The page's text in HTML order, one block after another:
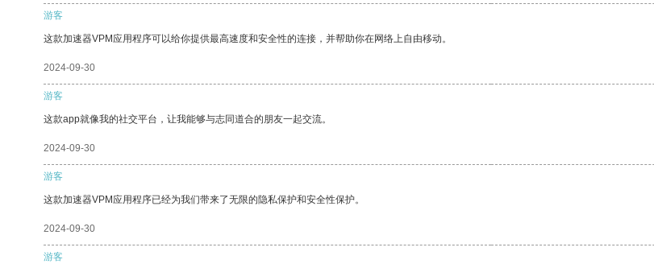
游客
这款加速器VPM应用程序可以给你提供最高速度和安全性的连接，并帮助你在网络上自由移动。
2024-09-30
游客
这款app就像我的社交平台，让我能够与志同道合的朋友一起交流。
2024-09-30
游客
这款加速器VPM应用程序已经为我们带来了无限的隐私保护和安全性保护。
2024-09-30
游客